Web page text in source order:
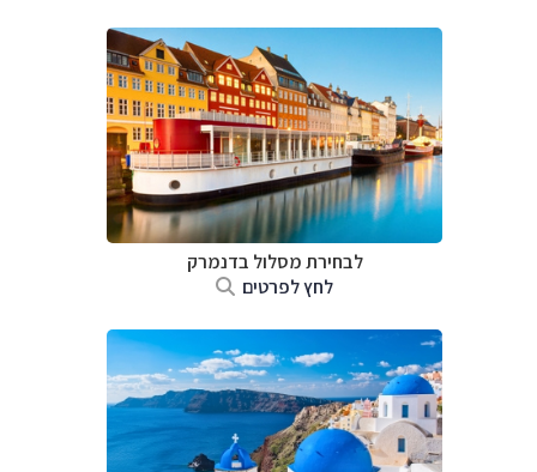
לבחירת מסלול בדנמרק
לחץ לפרטים